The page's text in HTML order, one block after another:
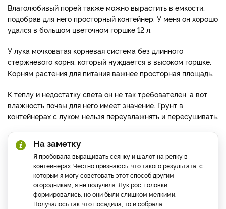
Влаголюбивый порей также можно вырастить в емкости,
подобрав для него просторный контейнер. У меня он хорошо
удался в большом цветочном горшке 12 л.
У лука мочковатая корневая система без длинного
стержневого корня, который нуждается в высоком горшке.
Корням растения для питания важнее просторная площадь.
К теплу и недостатку света он не так требователен, а вот
влажность почвы для него имеет значение. Грунт в
контейнерах с луком нельзя переувлажнять и пересушивать.
На заметку
Я пробовала выращивать сеянку и шалот на репку в
контейнерах. Честно признаюсь, что такого результата, с
которым я могу советовать этот способ другим
огородникам, я не получила. Лук рос, головки
формировались, но они были слишком мелкими.
Получалось так: что посадила, то и собрала.